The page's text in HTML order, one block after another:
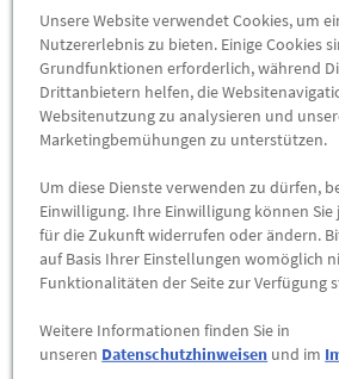
176002 (A 200 CDI 4MATIC Limousine / A
Limousine)
176003 (A 220 CDI BlueEFFICIENCY
Limousine)
Limousine)
176007 (A 180 CDI Limousine)
176008 (A 200 CDI Limousine / A 200 d
176011 (A 160 CDI Limousine / A 160 d
Unsere Website verwendet Cookies, um
Nutzererlebnis zu bieten. Einige Cookies
Grundfunktionen erforderlich, während
Drittanbietern helfen, die
Websitenutzung zu analysieren und
Marketingbemühungen zu unterstützen.
Um diese Dienste verwenden zu dürfen,
Einwilligung. Ihre Einwilligung können
für die Zukunft widerrufen oder ändern.
auf Basis Ihrer Einstellungen womöglich
Funktionalitäten der Seite zur Verfügung
Weitere Informationen finden Sie in
unseren Datenschutzhinweisen und im